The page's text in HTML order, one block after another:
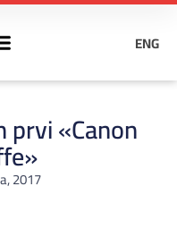
ENG
prvi «Canon
2017